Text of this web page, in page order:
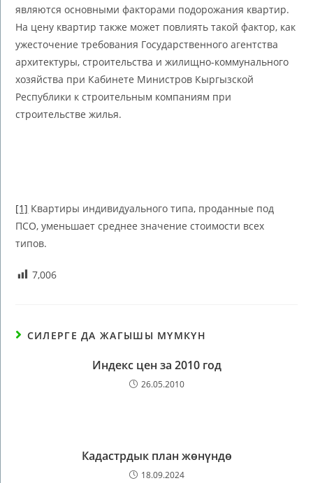
являются основными факторами подорожания квартир.
На цену квартир также может повлиять такой фактор, как
ужесточение требования Государственного агентства
архитектуры, строительства и жилищно-коммунального
хозяйства при Кабинете Министров Кыргызской
Республики к строительным компаниям при
строительстве жилья.
[1] Квартиры индивидуального типа, проданные под
ПСО, уменьшает среднее значение стоимости всех
типов.
7,006
СИЛЕРГЕ ДА ЖАГЫШЫ МҮМКҮН
Индекс цен за 2010 год
26.05.2010
Кадастрдык план жөнүндө
18.09.2024